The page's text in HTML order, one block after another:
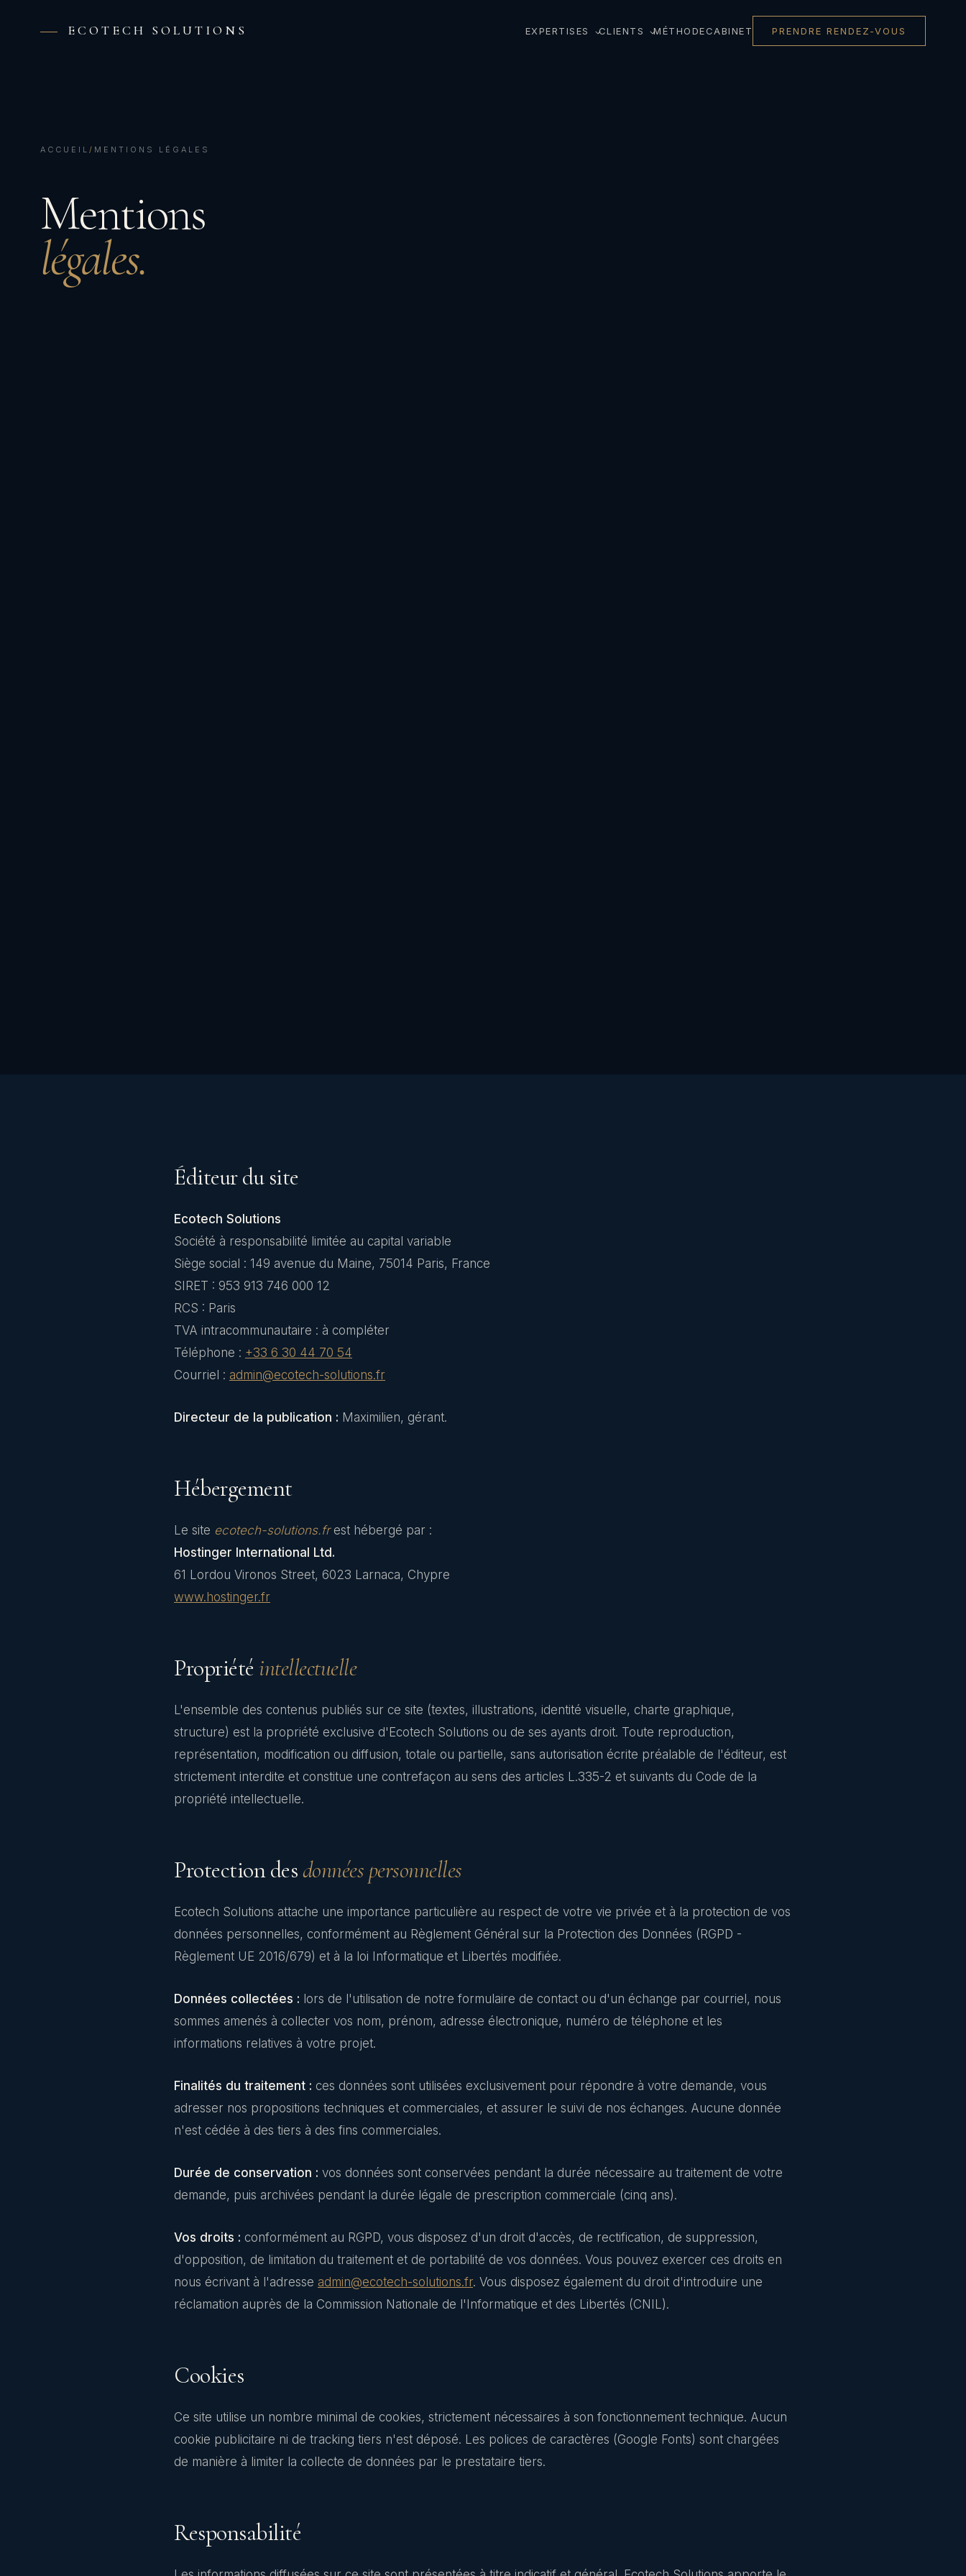
ECOTECH SOLUTIONS EXPERTISES CLIENTS MÉTHODECABINET PRENDRE RENDEZ-VOUS
ACCUEIL / MENTIONS LÉGALES
Mentions
légales.
Éditeur du site
Ecotech Solutions
Société à responsabilité limitée au capital variable
Siège social : 149 avenue du Maine, 75014 Paris, France
SIRET : 953 913 746 000 12
RCS : Paris
TVA intracommunautaire : à compléter
Téléphone : +33 6 30 44 70 54
Courriel : admin@ecotech-solutions.fr
Directeur de la publication : Maximilien, gérant.
Hébergement
Le site ecotech-solutions.frest hébergé par :
Hostinger International Ltd.
61 Lordou Vironos Street, 6023 Larnaca, Chypre
www.hostinger.fr
Propriété intellectuelle
L'ensemble des contenus publiés sur ce site (textes, illustrations, identité visuelle, charte graphique,
structure) est la propriété exclusive d'Ecotech Solutions ou de ses ayants droit. Toute reproduction,
représentation, modification ou diffusion, totale ou partielle, sans autorisation écrite préalable de l'éditeur, est
strictement interdite et constitue une contrefaçon au sens des articles L.335-2 et suivants du Code de la
propriété intellectuelle.
Protection desdonnées personnelles
Ecotech Solutions attache une importance particulière au respect de votre vie privée et à la protection de vos
données personnelles, conformément au Règlement Général sur la Protection des Données (RGPD -
Règlement UE 2016/679) et à la loi Informatique et Libertés modifiée.
Données collectées : lors de l'utilisation de notre formulaire de contact ou d'un échange par courriel, nous
sommes amenés à collecter vos nom, prénom, adresse électronique, numéro de téléphone et les
informations relatives à votre projet.
Finalités du traitement : ces données sont utilisées exclusivement pour répondre à votre demande, vous
adresser nos propositions techniques et commerciales, et assurer le suivi de nos échanges. Aucune donnée
n'est cédée à des tiers à des fins commerciales.
Durée de conservation : vos données sont conservées pendant la durée nécessaire au traitement de votre
demande, puis archivées pendant la durée légale de prescription commerciale (cinq ans).
Vos droits : conformément au RGPD, vous disposez d'un droit d'accès, de rectification, de suppression,
d'opposition, de limitation du traitement et de portabilité de vos données. Vous pouvez exercer ces droits en
nous écrivant à l'adresse admin@ecotech-solutions.fr. Vous disposez également du droit d'introduire une
réclamation auprès de la Commission Nationale de l'Informatique et des Libertés (CNIL).
Cookies
Ce site utilise un nombre minimal de cookies, strictement nécessaires à son fonctionnement technique. Aucun
cookie publicitaire ni de tracking tiers n'est déposé. Les polices de caractères (Google Fonts) sont chargées
de manière à limiter la collecte de données par le prestataire tiers.
Responsabilité